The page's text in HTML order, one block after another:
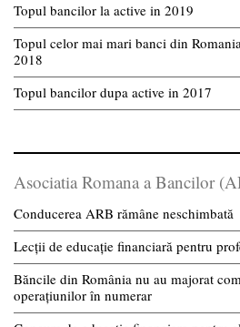
Topul bancilor la active in 2019
Topul celor mai mari banci din
2018
Topul bancilor dupa active in 2017
Asociatia Romana a Bancilor
Conducerea ARB rămâne neschimbată
Lecții de educație financiară pentru
Băncile din România nu au majorat
operațiunilor în numerar